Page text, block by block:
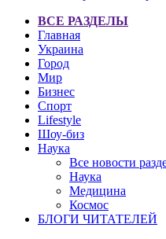
ВСЕ РАЗДЕЛЫ
Главная
Украина
Город
Мир
Бизнес
Спорт
Lifestyle
Шоу-биз
Наука
Все новости
Наука
Медицина
Космос
БЛОГИ ЧИТАТЕЛЕЙ